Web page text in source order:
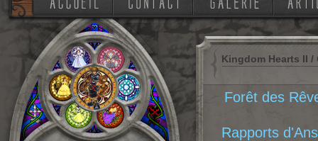
Kingdom Hearts II /
Forêt des
Rapports